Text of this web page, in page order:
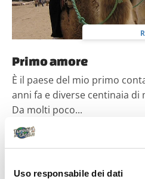
Uso responsabile dei dati
Primo amore
È il paese del mio primo
anni fa e diverse centinaia di
Da molti poco...